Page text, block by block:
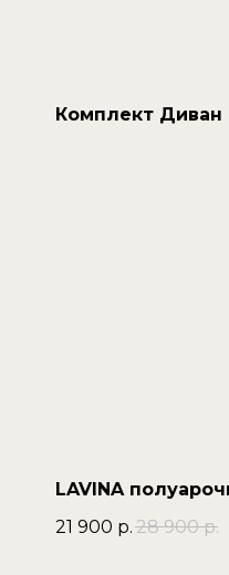
Комплект Диван
LAVINA
21 900 р. 28 900 р.